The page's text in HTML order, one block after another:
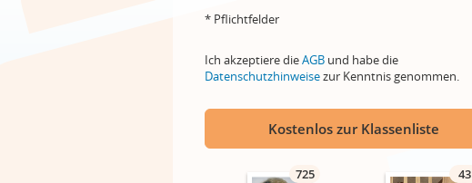
* Pflichtfelder
Ich akzeptiere dieAGB und habe die
Datenschutzhinweisezur Kenntnis genommen.
Kostenlos zur Klassenliste
725 43